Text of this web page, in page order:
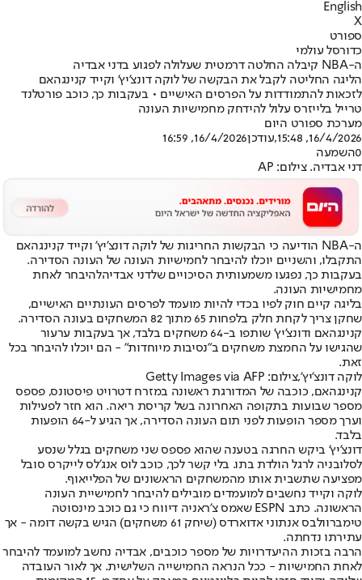
English
X
ספורט
כדורסל עולמי
ה-NBA קיבלה החלטה דרמטית שעלולה לפגוע בדני אבדיה
הליגה החליטה לקבל את הבקשה של לוקה דונצ'יץ' וקייד קנינגהאם
לזכאות להתמודדות על הפרסים האישיים • בעקבות כך, כוכב פורטלנד
טרייל בלייזרס עלול להידחק מחמישיות העונה
מערכת ספורט היום
16/4/2026, 15:48
,עודכן16/4/2026, 16:59
0השמעה
דני אבדיה. צילום: AP
ה-NBA הודיעה כי הבקשות החריגות של לוקה דונצ'יץ' וקייד קנינגהאם
התקבלו, והשניים יוכלו להיבחר לחמישיות העונה של העונה הסדירה.
בעקבות כך, נפגעו משמעותית הסיכויים שלדני אבדיהלהיבחר לאחת
מחמישיות העונה.
בליגה קיים חוק לפיו בכדי להיות מועמד לפרסים העונתיים האישיים,
שחקן צריך לקחת חלק בלפחות 65 מתוך 82 המשחקים בעונה הסדירה.
קנינגהאם ודונצ'יץ' שותפו ב-64 משחקים בלבד, אך בעקבות ערעור
שהגישו על החמצת משחקים ב"נסיבות מיוחדות" - הם יוכלו להיבחר בכל
זאת.
לוקה דונצ'יץ',צילום: Getty Images via AFP
קנינגהאם, כוכבה של המדורגת ראשונה במזרח דטרויט פיסטונס, פספס
מספר שבועות בתקופה האחרונה בשל קריסת ריאה. הוא חזר לפעילות
וערך מספר הופעות לפני תום העונה הסדירה, אך הגיע ל-64 הופעות
בלבד.
דונצ'יץ' ביקש החרגה בטענה שהוא פספס שני משחקים בגלל שנסע
לסלובניה לרגל הולדת בתו. בלי קשר לכך, כוכב לוס אנג'לס לייקרס סובל
מפציעה שתשבית אותו מהמשחקים הראשונים של הפלייאוף.
לוקה וקייד נחשבים למועמדים מובילים להיבחר לחמישיית העונה
הראשונה. כתב ESPN שאמס צ'ראניה דיווח כי גם כוכב מינסוטה
טימברוולבס אנתוני אדוארדס (שיחק 61 משחקים) הגיש בקשה דומה - אך
עתירתו נדחתה.
הרבה בזכות ההיעדרויות של מספר כוכבים, אבדיה נחשב למועמד להיבחר
לאחת החמישיות - ככל הנראה החמישייה השלישית. אך לאור העובדה